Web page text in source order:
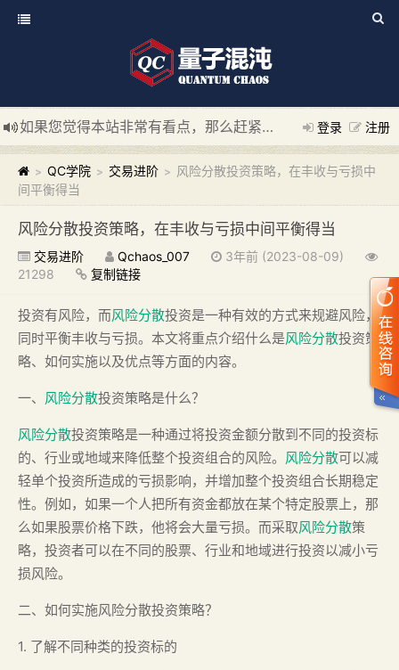
登录 注册
如果您觉得本站非常有看点，那么赶紧使用Ctrl+D 收藏我们吧
新添加量子混沌系统板块，欢迎大家访问！
---“量子混沌系
> QC学院 > 交易进阶 > 风险分散投资策略，在丰收与亏损中
间平衡得当
风险分散投资策略，在丰收与亏损中间平衡得当
交易进阶 Qchaos_007
3年前 (2023-08-09)
21298
复制链接
投资有风险，而风险分散投资是一种有效的方式来规避风险，
同时平衡丰收与亏损。本文将重点介绍什么是风险分散投资策
略、如何实施以及优点等方面的内容。
一、 风险分散投资策略是什么？
风险分散投资策略是一种通过将投资金额分散到不同的投资标
的、行业或地域来降低整个投资组合的风险。 风险分散可以减
轻单个投资所造成的亏损影响，并增加整个投资组合长期稳定
性。例如，如果一个人把所有资金都放在某个特定股票上，那
么如果股票价格下跌，他将会大量亏损。而采取风险分散策
略，投资者可以在不同的股票、行业和地域进行投资以减小亏
损风险。
二、如何实施风险分散投资策略？
1. 了解不同种类的投资标的